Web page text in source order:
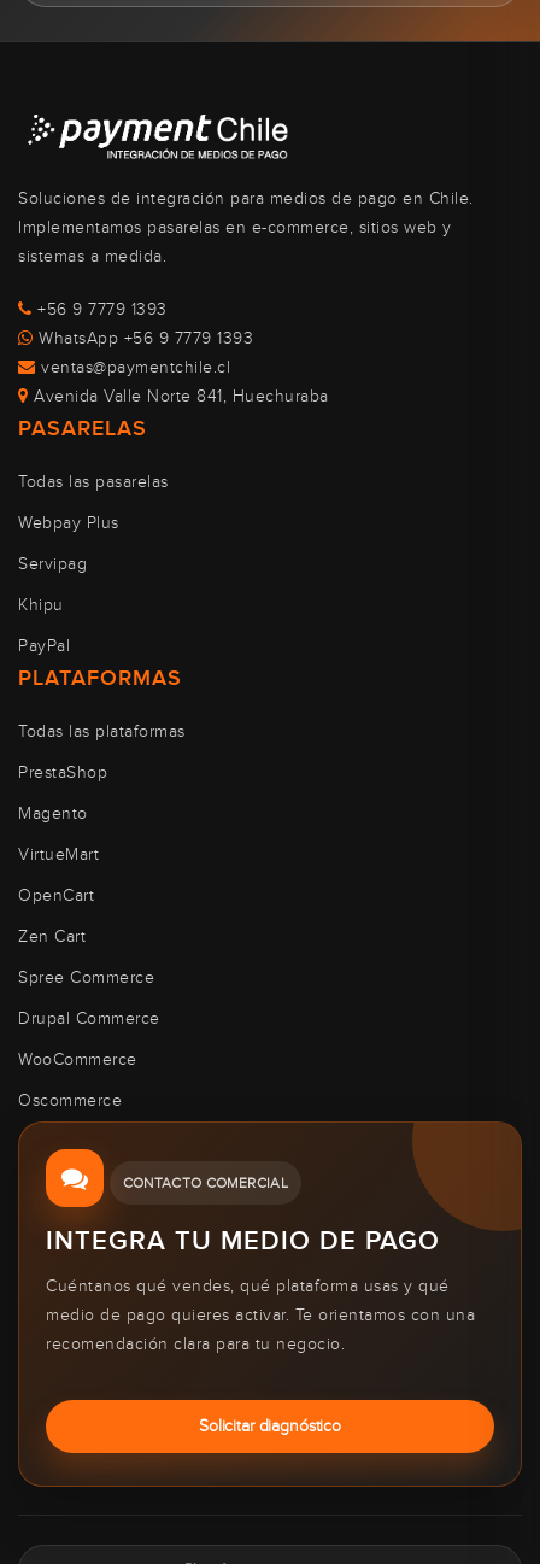
Soluciones de integración para medios de pago en Chile.
Implementamos pasarelas en e-commerce, sitios web y
sistemas a medida.
+56 9 7779 1393
WhatsApp +56 9 7779 1393
ventas@paymentchile.cl
Avenida Valle Norte 841, Huechuraba
PASARELAS
Todas las pasarelas
Webpay Plus
Servipag
Khipu
PayPal
PLATAFORMAS
Todas las plataformas
PrestaShop
Magento
VirtueMart
OpenCart
Zen Cart
Spree Commerce
Drupal Commerce
WooCommerce
Oscommerce
CONTACTO COMERCIAL
INTEGRA TU MEDIO DE PAGO
Cuéntanos qué vendes, qué plataforma usas y qué
medio de pago quieres activar. Te orientamos con una
recomendación clara para tu negocio.
Solicitar diagnóstico